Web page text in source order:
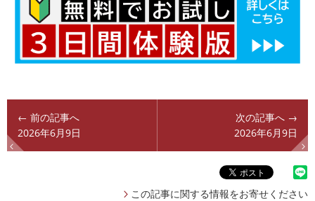
← 前の記事へ
2026年6月9日
次の記事へ →
2026年6月9日
この記事に関する情報をお寄せください